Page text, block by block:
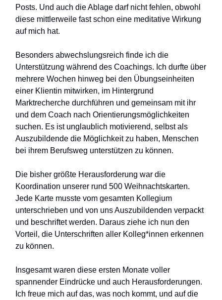
Posts. Und auch die Ablage darf nicht fehlen, obwohl
diese mittlerweile fast schon eine meditative Wirkung
auf mich hat.
Besonders abwechslungsreich finde ich die
Unterstützung während des Coachings. Ich durfte über
mehrere Wochen hinweg bei den Übungseinheiten
einer Klientin mitwirken, im Hintergrund
Marktrecherche durchführen und gemeinsam mit ihr
und dem Coach nach Orientierungsmöglichkeiten
suchen. Es ist unglaublich motivierend, selbst als
Auszubildende die Möglichkeit zu haben, Menschen
bei ihrem Berufsweg unterstützen zu können.
Die bisher größte Herausforderung war die
Koordination unserer rund 500 Weihnachtskarten.
Jede Karte musste vom gesamten Kollegium
unterschrieben und von uns Auszubildenden verpackt
und beschriftet werden. Daraus ziehe ich nun den
Vorteil, die Unterschriften aller Kolleg*innen erkennen
zu können.
Insgesamt waren diese ersten Monate voller
spannender Eindrücke und auch Herausforderungen.
Ich freue mich auf das, was noch kommt, und auf die